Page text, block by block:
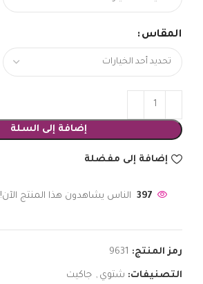
المقاس
إضافة إلى السلة
إضافة إلى مفضلة
397 الناس يشاهدون هذا المنتج الآن!
رمز المنتج: 9631
التصنيفات: شتوي , جاكيت